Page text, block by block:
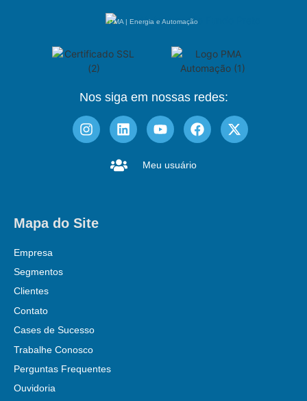
PMA | Energia e Automação
Nos siga em nossas redes:
Meu usuário
Mapa do Site
Empresa
Segmentos
Clientes
Contato
Cases de Sucesso
Trabalhe Conosco
Perguntas Frequentes
Ouvidoria